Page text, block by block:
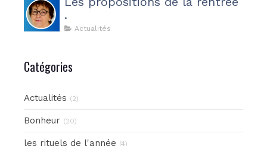
.
Actualités
Catégories
Actualités (2)
Bonheur (20)
les rituels de l'année (4)